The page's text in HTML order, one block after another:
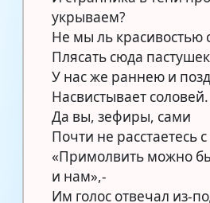
укрываем?
Не мы ль красивостью
Плясать сюда
У нас же раннею и
Насвистывает соловей.
Да вы, зефиры, сами
Почти не расстаетесь
«Примолвить можно
и нам»,-
Им голос отвечал из-